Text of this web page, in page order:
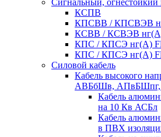
Сигнальный, огнестойкий
КСПВ
КПСВВ / КПСВЭВ
КСВВ / КСВЭВ
КПС / КПСЭ нг(А)
КПС / КПСЭ нг(А)
Силовой кабель
Кабель высокого
АВБбШв,
Кабель
на 10 Кв АСБл
Кабель
в ПВХ